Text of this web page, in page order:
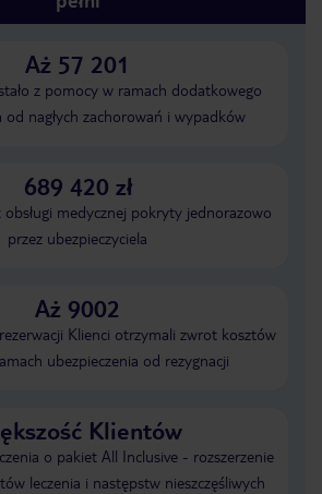
Aż 57 201
z pomocy w ramach dodatkowego
od nagłych zachorowań i wypadków
689 420 zł
obsługi medycznej pokryty jednorazowo
przez ubezpieczyciela
Aż 9002
Klienci otrzymali zwrot kosztów
ubezpieczenia od rezygnacji
Klientów
o pakiet All Inclusive - rozszerzenie
leczenia i następstw nieszczęśliwych